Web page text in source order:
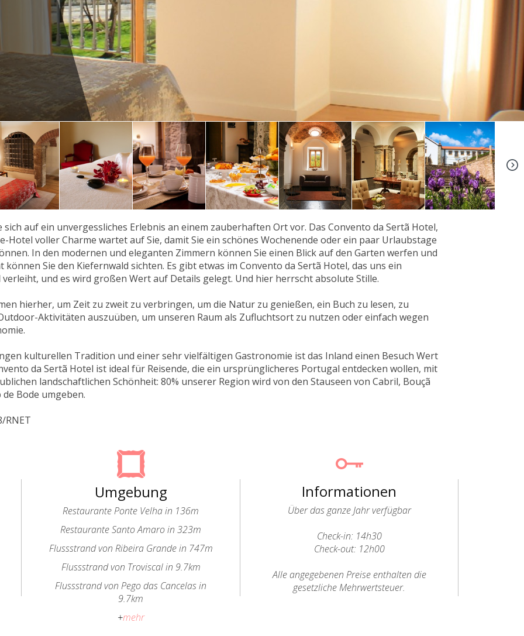
+9
sich auf ein unvergessliches Erlebnis an einem zauberhaften Ort vor. Das Convento da Sertã Hotel,
Hotel voller Charme wartet auf Sie, damit Sie ein schönes Wochenende oder ein paar Urlaubstage
In den modernen und eleganten Zimmern können Sie einen Blick auf den Garten werfen und
können Sie den Kiefernwald sichten. Es gibt etwas im Convento da Sertã Hotel, das uns ein
und es wird großen Wert auf Details gelegt. Und hier herrscht absolute Stille.
hierher, um Zeit zu zweit zu verbringen, um die Natur zu genießen, ein Buch zu lesen, zu
Aktivitäten auszuüben, um unseren Raum als Zufluchtsort zu nutzen oder einfach wegen
kulturellen Tradition und einer sehr vielfältigen Gastronomie ist das Inland einen Besuch Wert
da Sertã Hotel ist ideal für Reisende, die ein ursprünglicheres Portugal entdecken wollen, mit
landschaftlichen Schönheit: 80% unserer Region wird von den Stauseen von Cabril, Bouçã
de Bode umgeben.
RNET
Umgebung
Restaurante Ponte Velha in 136m
Restaurante Santo Amaro in 323m
Flussstrand von Ribeira Grande in 747m
Flussstrand von Troviscal in 9.7km
Flussstrand von Pego das Cancelas in
9.7km
+mehr
Informationen
Über das ganze Jahr verfügbar
Check-in: 14h30
Check-out: 12h00
Alle angegebenen Preise enthalten die
gesetzliche Mehrwertsteuer.